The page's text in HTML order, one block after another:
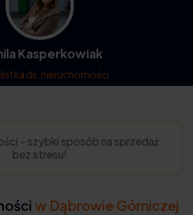
Kasperkowiak
ds. nieruchomości
w Dąbrowie Górniczej
- szybki sposób na sprzedaż
bez stresu!